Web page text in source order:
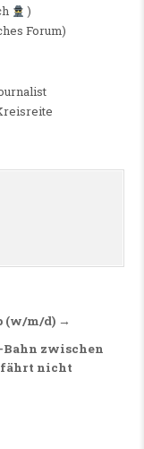
)
Forum)
(w/m/d) →
Bahn zwischen
nicht